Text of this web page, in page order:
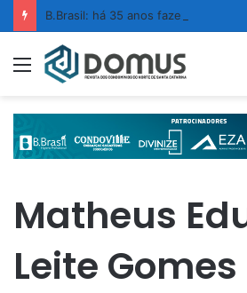
Menu
Matheus
Leite Gomes